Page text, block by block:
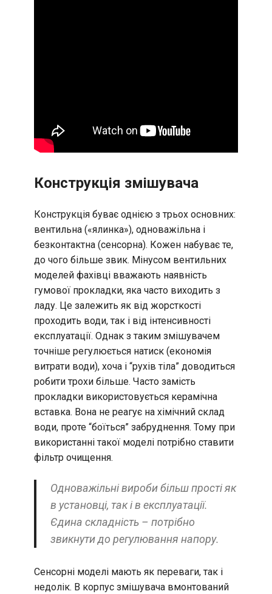
Конструкція змішувача
Конструкція буває однією з трьох основних:
вентильна («ялинка»), одноважільна і
безконтактна (сенсорна). Кожен набуває те,
до чого більше звик. Мінусом вентильних
моделей фахівці вважають наявність
гумової прокладки, яка часто виходить з
ладу. Це залежить як від жорсткості
проходить води, так і від інтенсивності
експлуатації. Однак з таким змішувачем
точніше регулюється натиск (економія
витрати води), хоча і “рухів тіла” доводиться
робити трохи більше. Часто замість
прокладки використовується керамічна
вставка. Вона не реагує на хімічний склад
води, проте “боїться” забруднення. Тому при
використанні такої моделі потрібно ставити
фільтр очищення.
Одноважільні вироби більш прості як
в установці, так і в експлуатації.
Єдина складність – потрібно
звикнути до регулювання напору.
Сенсорні моделі мають як переваги, так і
недолік. В корпус змішувача вмонтований